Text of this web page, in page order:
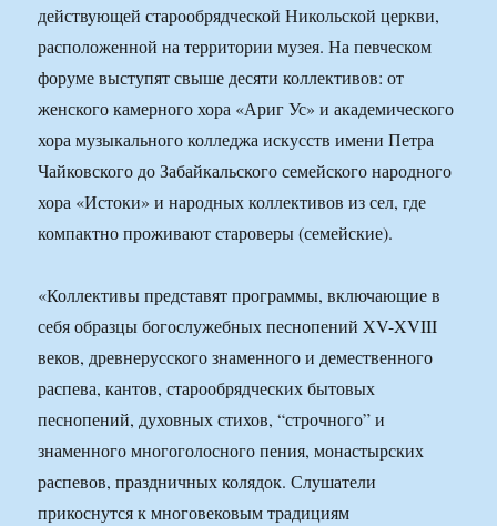
действующей старообрядческой Никольской церкви,
расположенной на территории музея. На певческом
форуме выступят свыше десяти коллективов: от
женского камерного хора «Ариг Ус» и академического
хора музыкального колледжа искусств имени Петра
Чайковского до Забайкальского семейского народного
хора «Истоки» и народных коллективов из сел, где
компактно проживают староверы (семейские).
«Коллективы представят программы, включающие в
себя образцы богослужебных песнопений XV-XVIII
веков, древнерусского знаменного и демественного
распева, кантов, старообрядческих бытовых
песнопений, духовных стихов, “строчного” и
знаменного многоголосного пения, монастырских
распевов, праздничных колядок. Слушатели
прикоснутся к многовековым традициям